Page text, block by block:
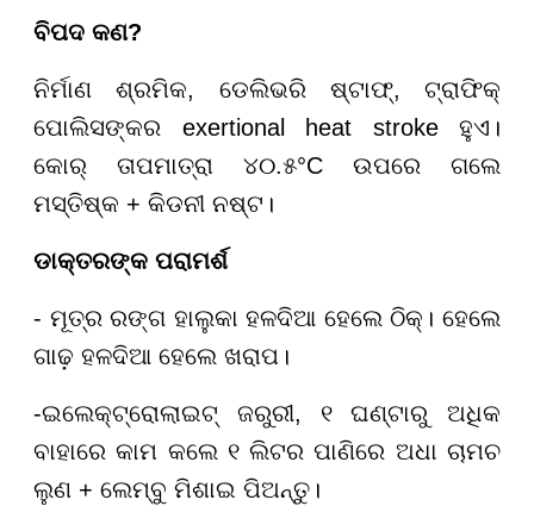
ବିପଦ କଣ?
ନିର୍ମାଣ ଶ୍ରମିକ, ଡେଲିଭରି ଷ୍ଟାଫ୍, ଟ୍ରାଫିକ୍
ପୋଲିସଙ୍କର exertional heat stroke ହୁଏ।
କୋର୍ ତାପମାତ୍ରା ୪୦.୫°C ଉପରେ ଗଲେ
ମସ୍ତିଷ୍କ + କିଡନୀ ନଷ୍ଟ।
ଡାକ୍ତରଙ୍କ ପରାମର୍ଶ
- ମୂତ୍ର ରଙ୍ଗ ହାଲୁକା ହଳଦିଆ ହେଲେ ଠିକ୍। ହେଲେ
ଗାଢ଼ ହଳଦିଆ ହେଲେ ଖରାପ।
-ଇଲେକ୍ଟ୍ରୋଲାଇଟ୍ ଜରୁରୀ, ୧ ଘଣ୍ଟାରୁ ଅଧିକ
ବାହାରେ କାମ କଲେ ୧ ଲିଟର ପାଣିରେ ଅଧା ଚାମଚ
ଲୁଣ + ଲେମ୍ବୁ ମିଶାଇ ପିଅନ୍ତୁ।